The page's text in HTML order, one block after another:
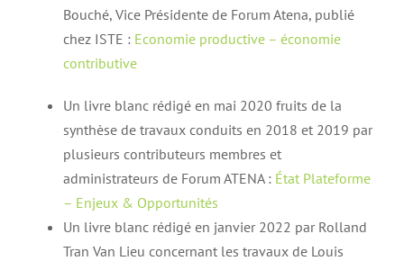
Bouché, Vice Présidente de Forum Atena, publié
chez ISTE : Economie productive – économie
contributive
Un livre blanc rédigé en mai 2020 fruits de la
synthèse de travaux conduits en 2018 et 2019 par
plusieurs contributeurs membres et
administrateurs de Forum ATENA : État Plateforme
– Enjeux & Opportunités
Un livre blanc rédigé en janvier 2022 par Rolland
Tran Van Lieu concernant les travaux de Louis